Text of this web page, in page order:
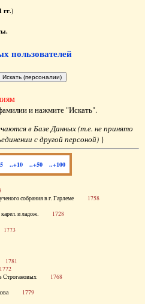
гг.)
пользователей
и нажмите "Искать".
в Базе Данных (т.е. не принято
с другой персоной) }
5 ..+10 ..+50 ..+100
ученого собрания в г. Гарлеме 1758
карел. и ладож. 1728
1773
1781
1772
Строгановых 1768
1779